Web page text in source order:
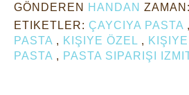
GÖNDEREN HANDAN ZAMAN:
ETIKETLER: ÇAYCIYA PASTA ,
PASTA , KIŞIYE ÖZEL ,
PASTA , PASTA SIPARIŞI